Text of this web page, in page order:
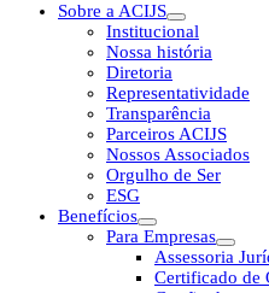
Sobre a ACIJS
Institucional
Nossa história
Diretoria
Representatividade
Transparência
Parceiros ACIJS
Nossos Associados
Orgulho de Ser
ESG
Benefícios
Para Empresas
Assessoria
Certificado de